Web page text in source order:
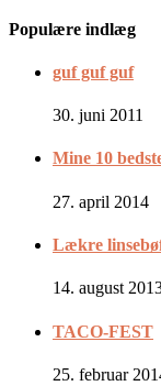
Populære indlæg
guf guf guf
30. juni 2011
Mine 10
27. april 2014
Lækre
14. august
TACO-FEST
25. februar